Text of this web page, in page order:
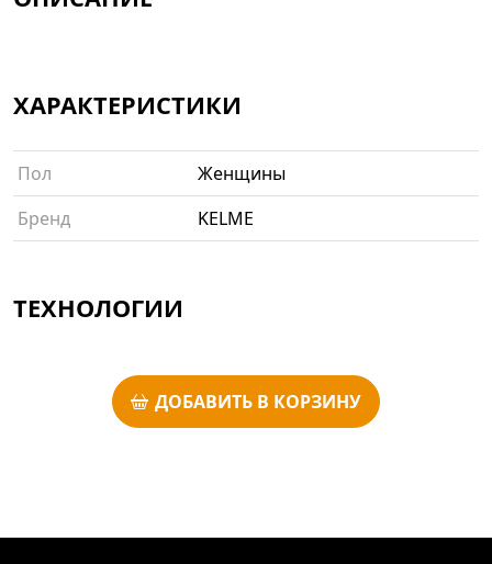
ХАРАКТЕРИСТИКИ
Пол
Женщины
Бренд
KELME
ТЕХНОЛОГИИ
ДОБАВИТЬ В КОРЗИНУ